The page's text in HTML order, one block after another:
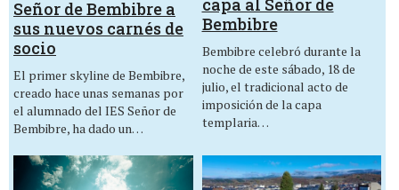
Señor de Bembibre a
sus nuevos carnés de
socio
El primer skyline de Bembibre,
creado hace unas semanas por
el alumnado del IES Señor de
Bembibre, ha dado un…
capa al Señor de
Bembibre
Bembibre celebró durante la
noche de este sábado, 18 de
julio, el tradicional acto de
imposición de la capa
templaria…